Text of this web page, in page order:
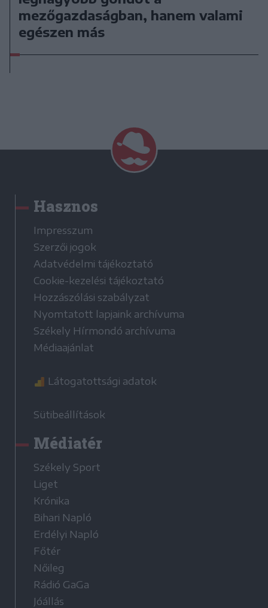
mezőgazdaságban, hanem valami
egészen más
Hasznos
Impresszum
Szerzői jogok
Adatvédelmi tájékoztató
Cookie-kezelési tájékoztató
Hozzászólási szabályzat
Nyomtatott lapjaink archívuma
Székely Hírmondó archívuma
Médiaajánlat
Látogatottsági adatok
Sütibeállítások
Médiatér
Székely Sport
Liget
Krónika
Bihari Napló
Erdélyi Napló
Főtér
Nőileg
Rádió GaGa
Jóállás